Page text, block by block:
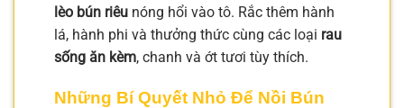
lèo bún riêu nóng hổi vào tô. Rắc thêm hành
lá, hành phi và thưởng thức cùng các loại rau
sống ăn kèm, chanh và ớt tươi tùy thích.
Những Bí Quyết Nhỏ Để Nồi Bún